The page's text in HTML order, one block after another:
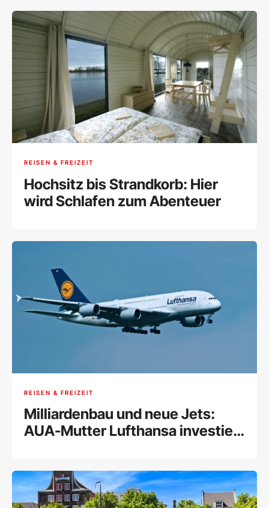
REISEN & FREIZEIT
Hochsitz bis Strandkorb: Hier
wird Schlafen zum Abenteuer
REISEN & FREIZEIT
Milliardenbau und neue Jets:
AUA-Mutter Lufthansa investiert